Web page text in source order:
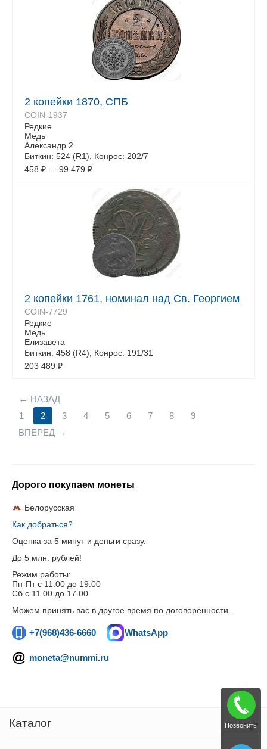
2 копейки 1870, СПБ
COIN-1937
Редкие
Медь
Александр 2
Биткин: 524 (R1), Конрос: 202/7
458 ₽ — 99 479 ₽
2 копейки 1761, номинал над Св. Георгием
COIN-7729
Редкие
Медь
Елизавета
Биткин: 458 (R4), Конрос: 191/31
203 489 ₽
НАЗАД
1
2 3 4 5 6 7 8
9
ВПЕРЕД
Дорого покупаем монеты
Белорусская
Как добраться?
Оценка за 5 минут и деньги сразу.
До 5 млн. рублей!
Режим работы:
Пн-Пт c 11.00 до 19.00
Сб с 11.00 до 17.00
Можем принять вас в другое время по договорённости.
+7(968)436-6660 WhatsApp
moneta@nummi.ru
Каталог Позвонить